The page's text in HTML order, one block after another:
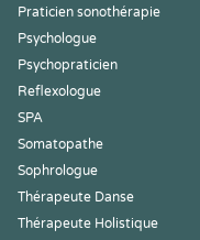
Praticien sonothérapie
Psychologue
Psychopraticien
Reflexologue
SPA
Somatopathe
Sophrologue
Thérapeute Danse
Thérapeute Holistique